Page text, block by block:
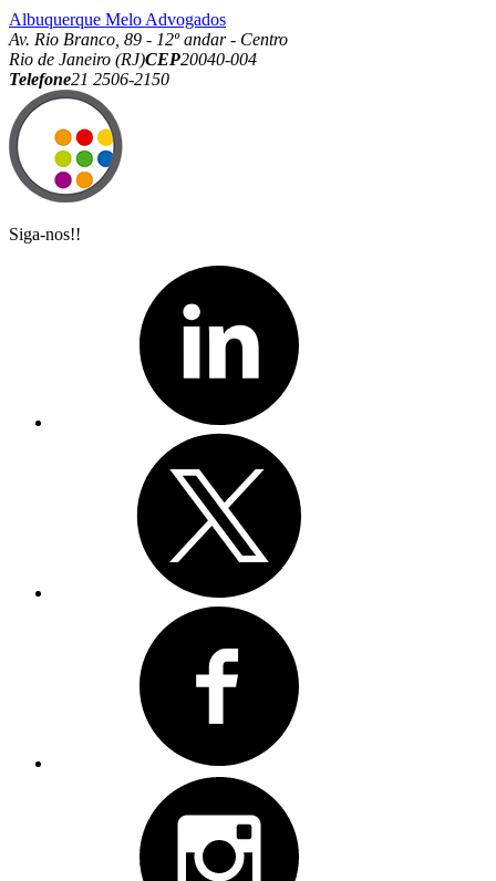
Albuquerque Melo Advogados
Av. Rio Branco, 89 - 12º andar - Centro
Rio de Janeiro (RJ)CEP20040-004
Telefone21 2506-2150
Siga-nos!!